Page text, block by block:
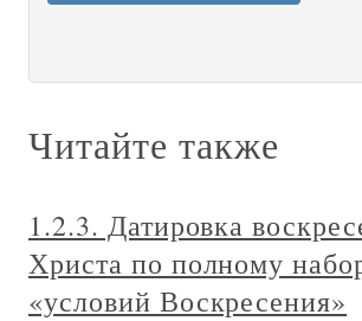
Читайте также
1.2.3. Датировка
Христа по полному
«условий Воскресения»